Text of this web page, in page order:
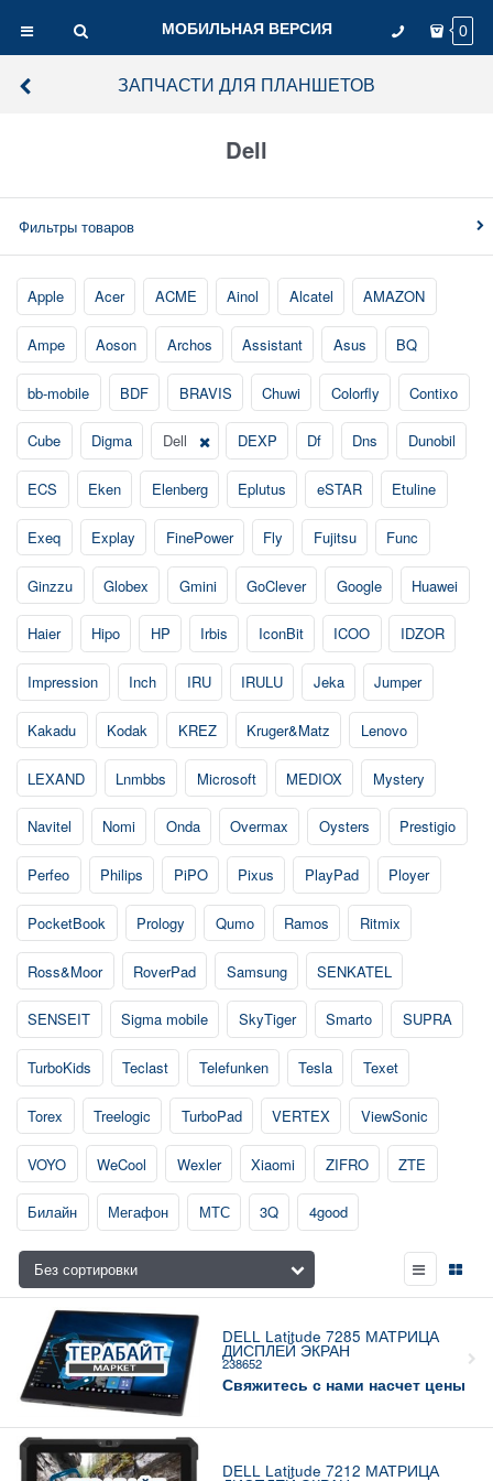
МОБИЛЬНАЯ ВЕРСИЯ 0
ЗАПЧАСТИ ДЛЯ ПЛАНШЕТОВ
Dell
Фильтры товаров
Apple Acer ACME Ainol Alcatel AMAZON
Ampe Aoson Archos Assistant Asus BQ
bb-mobile BDF BRAVIS Chuwi Colorfly Contixo
Cube Digma Dell DEXP Df Dns Dunobil
ECS Eken Elenberg Eplutus eSTAR Etuline
Exeq Explay FinePower Fly Fujitsu Func
Ginzzu Globex Gmini GoClever Google Huawei
Haier Hipo HP Irbis IconBit ICOO IDZOR
Impression Inch IRU IRULU Jeka Jumper
Kakadu Kodak KREZ Kruger&Matz Lenovo
LEXAND Lnmbbs Microsoft MEDIOX Mystery
Navitel Nomi Onda Overmax Oysters Prestigio
Perfeo Philips PiPO Pixus PlayPad Ployer
PocketBook Prology Qumo Ramos Ritmix
Ross&Moor RoverPad Samsung SENKATEL
SENSEIT Sigma mobile SkyTiger Smarto SUPRA
TurboKids Teclast Telefunken Tesla Texet
Torex Treelogic TurboPad VERTEX ViewSonic
VOYO WeCool Wexler Xiaomi ZIFRO ZTE
Билайн Мегафон МТС 3Q 4good
DELL Latitude 7285 МАТРИЦА
ДИСПЛЕЙ ЭКРАН
238652
Свяжитесь с нами насчет цены
DELL Latitude 7212 МАТРИЦА